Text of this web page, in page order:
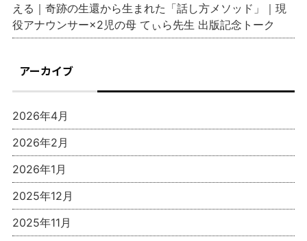
える｜奇跡の生還から生まれた「話し方メソッド」｜現
役アナウンサー×2児の母 てぃら先生 出版記念トーク
アーカイブ
2026年4月
2026年2月
2026年1月
2025年12月
2025年11月